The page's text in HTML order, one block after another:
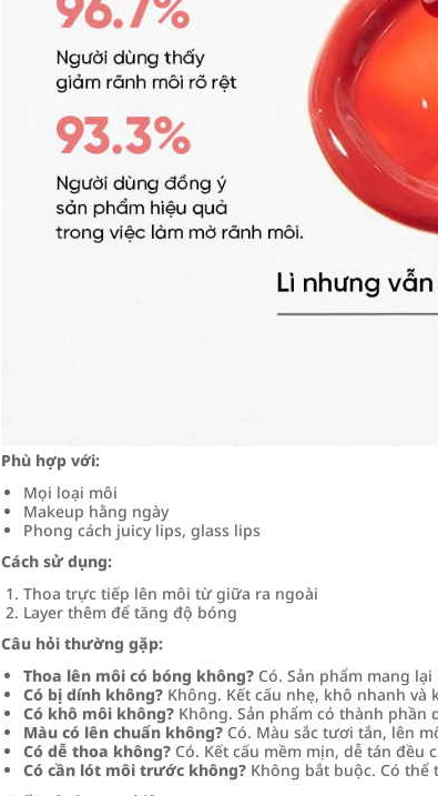
Phù hợp với:
Mọi loại môi
Makeup hằng ngày
Phong cách juicy lips, glass lips
Cách sử dụng:
Thoa trực tiếp lên môi từ giữa ra ngoài
Layer thêm để tăng độ bóng
Câu hỏi thường gặp:
Thoa lên môi có bóng không? Có. Sản phẩm mang
Có bị dính không? Không. Kết cấu nhẹ, khô nhanh
Có khô môi không? Không. Sản phẩm có thành
Màu có lên chuẩn không? Có. Màu sắc tươi tắn, lên
Có dễ thoa không? Có. Kết cấu mềm mịn, dễ tán đều
Có cần lót môi trước không? Không bắt buộc. Có